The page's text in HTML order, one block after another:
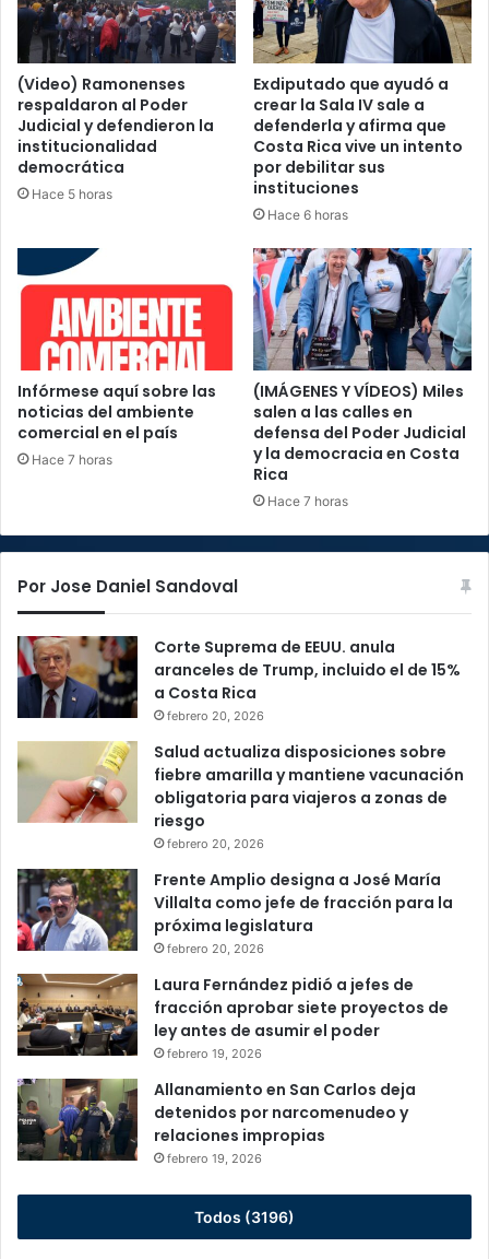
(Video) Ramonenses
respaldaron al Poder
Judicial y defendieron la
institucionalidad
democrática
Hace 5 horas
Exdiputado que ayudó a
crear la Sala IV sale a
defenderla y afirma que
Costa Rica vive un intento
por debilitar sus
instituciones
Hace 6 horas
Infórmese aquí sobre las
noticias del ambiente
comercial en el país
Hace 7 horas
(IMÁGENES Y VÍDEOS) Miles
salen a las calles en
defensa del Poder Judicial
y la democracia en Costa
Rica
Hace 7 horas
Por Jose Daniel Sandoval
Corte Suprema de EEUU. anula
aranceles de Trump, incluido el de 15%
a Costa Rica
febrero 20, 2026
Salud actualiza disposiciones sobre
fiebre amarilla y mantiene vacunación
obligatoria para viajeros a zonas de
riesgo
febrero 20, 2026
Frente Amplio designa a José María
Villalta como jefe de fracción para la
próxima legislatura
febrero 20, 2026
Laura Fernández pidió a jefes de
fracción aprobar siete proyectos de
ley antes de asumir el poder
febrero 19, 2026
Allanamiento en San Carlos deja
detenidos por narcomenudeo y
relaciones impropias
febrero 19, 2026
Todos (3196)